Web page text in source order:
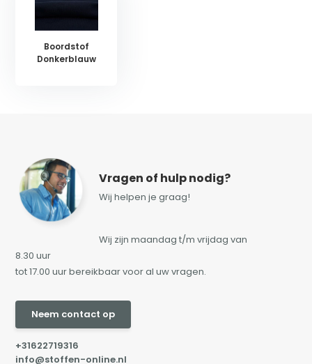
Boordstof
Donkerblauw
Vragen of hulp nodig?
Wij helpen je graag!
Wij zijn maandag t/m vrijdag van
8.30 uur
tot 17.00 uur bereikbaar voor al uw vragen.
Neem contact op
+31622719316
info@stoffen-online.nl